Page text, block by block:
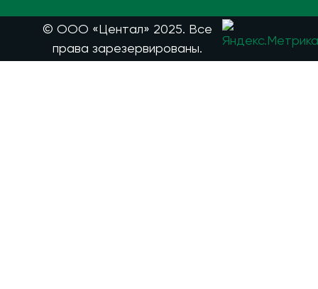
© ООО «Центал» 2025. Все
права зарезервированы.